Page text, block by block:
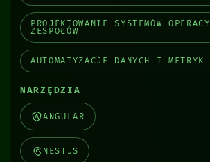
PROJEKTOWANIE SYSTEMÓW
ZESPOŁÓW
AUTOMATYZACJE DANYCH I METRYK
NARZĘDZIA
ANGULAR
NESTJS